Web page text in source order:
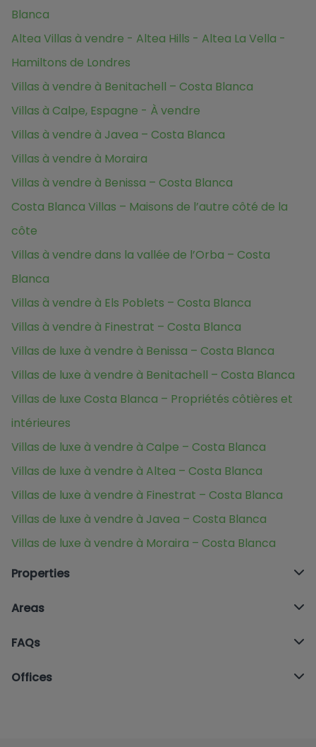
Blanca
Altea Villas à vendre - Altea Hills - Altea La Vella -
Hamiltons de Londres
Villas à vendre à Benitachell – Costa Blanca
Villas à Calpe, Espagne - À vendre
Villas à vendre à Javea – Costa Blanca
Villas à vendre à Moraira
Villas à vendre à Benissa – Costa Blanca
Costa Blanca Villas – Maisons de l’autre côté de la
côte
Villas à vendre dans la vallée de l’Orba – Costa
Blanca
Villas à vendre à Els Poblets – Costa Blanca
Villas à vendre à Finestrat – Costa Blanca
Villas de luxe à vendre à Benissa – Costa Blanca
Villas de luxe à vendre à Benitachell – Costa Blanca
Villas de luxe Costa Blanca – Propriétés côtières et
intérieures
Villas de luxe à vendre à Calpe – Costa Blanca
Villas de luxe à vendre à Altea – Costa Blanca
Villas de luxe à vendre à Finestrat – Costa Blanca
Villas de luxe à vendre à Javea – Costa Blanca
Villas de luxe à vendre à Moraira – Costa Blanca
Properties
Areas
FAQs
Offices